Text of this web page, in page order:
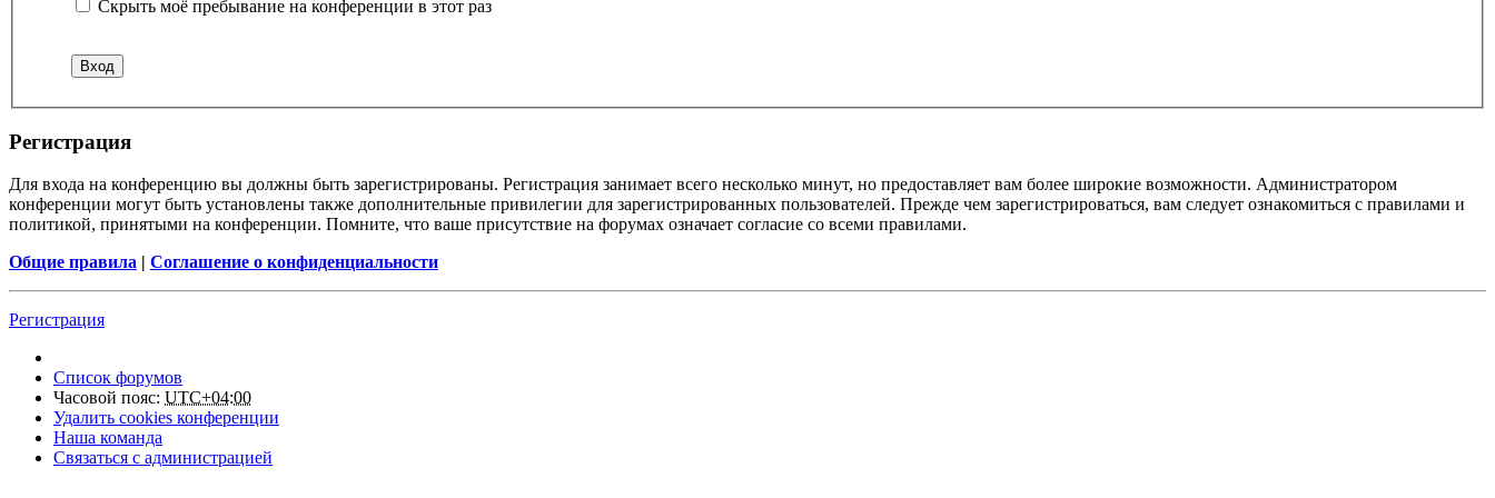
Скрыть моё пребывание на конференции в этот раз
Регистрация
Для входа на конференцию вы должны быть зарегистрированы. Регистрация занимает всего несколько минут, но предоставляет вам более широкие возможности. Администратором
конференции могут быть установлены также дополнительные привилегии для зарегистрированных пользователей. Прежде чем зарегистрироваться, вам следует ознакомиться с правилами и
политикой, принятыми на конференции. Помните, что ваше присутствие на форумах означает согласие со всеми правилами.
Общие правила | Соглашение о конфиденциальности
Регистрация
Список форумов
Часовой пояс: UTC+04:00
Удалить cookies конференции
Наша команда
Связаться с администрацией